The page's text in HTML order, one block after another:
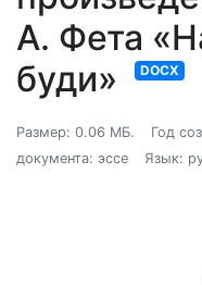
А. Фета
буди»
DOCX
Размер: 0.06 МБ. Год
документа: эссе
Язык: